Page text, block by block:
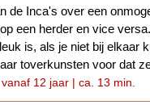
de Inca's over een
een herder en vice
is, als je niet bij elkaar
toverkunsten voor dat
12 jaar | ca. 13 min.